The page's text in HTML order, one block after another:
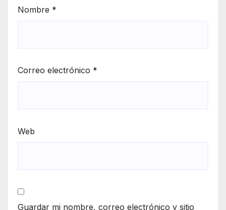
Nombre *
Correo electrónico *
Web
Guardar mi nombre, correo electrónico y sitio